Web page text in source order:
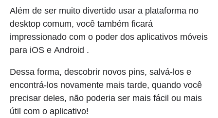
Além de ser muito divertido usar a plataforma no
desktop comum, você também ficará
impressionado com o poder dos aplicativos móveis
para iOS e Android .
Dessa forma, descobrir novos pins, salvá-los e
encontrá-los novamente mais tarde, quando você
precisar deles, não poderia ser mais fácil ou mais
útil com o aplicativo!